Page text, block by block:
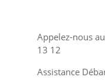
Appelez-nous
13 12
Assistance